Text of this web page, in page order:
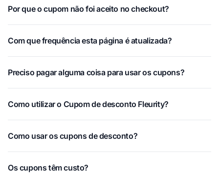
Por que o cupom não foi aceito no checkout?
Com que frequência esta página é atualizada?
Preciso pagar alguma coisa para usar os cupons?
Como utilizar o Cupom de desconto Fleurity?
Como usar os cupons de desconto?
Os cupons têm custo?